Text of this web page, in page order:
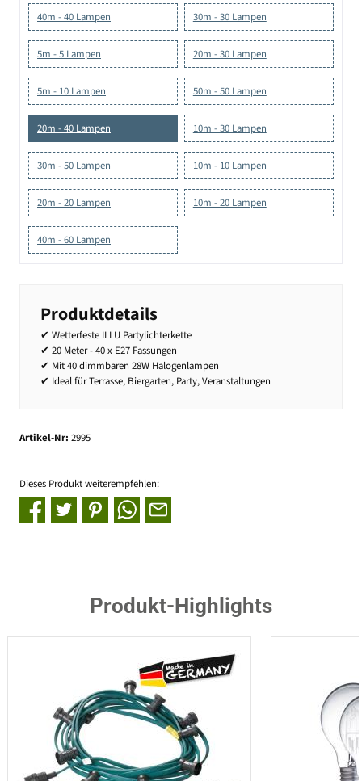
40m - 40 Lampen 30m - 30 Lampen
5m - 5 Lampen 20m - 30 Lampen
5m - 10 Lampen 50m - 50 Lampen
20m - 40 Lampen 10m - 30 Lampen
30m - 50 Lampen 10m - 10 Lampen
20m - 20 Lampen 10m - 20 Lampen
40m - 60 Lampen
Produktdetails
✔ Wetterfeste ILLU Partylichterkette
✔ 20 Meter - 40 x E27 Fassungen
✔ Mit 40 dimmbaren 28W Halogenlampen
✔ Ideal für Terrasse, Biergarten, Party, Veranstaltungen
Artikel-Nr: 2995
Dieses Produkt weiterempfehlen:
Produkt-Highlights